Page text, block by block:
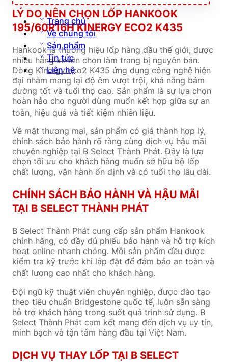
Trang chủ
Về chúng tôi
Sản phẩm
Tin tức
Liên hệ
LÝ DO NÊN CHỌN LỐP HANKOOK
195/60R16H KINERGY ECO2 K435
Hankook là thương hiệu lốp hàng đầu thế giới, được
nhiều hãng xe lớn chọn làm trang bị nguyên bản.
Dòng Kinergy eco2 K435 ứng dụng công nghệ hiện
đại nhằm mang lại độ êm vượt trội, khả năng bám
đường tốt và tuổi thọ cao. Sản phẩm là sự lựa chọn
hoàn hảo cho người dùng muốn kết hợp giữa sự an
toàn, hiệu quả và tiết kiệm nhiên liệu.
Về mặt thương mại, sản phẩm có giá thành hợp lý,
chính sách bảo hành rõ ràng cùng dịch vụ hậu mãi
chuyên nghiệp tại B Select Thành Phát. Đây là lựa
chọn tối ưu cho khách hàng muốn sở hữu bộ lốp
chất lượng, vận hành ổn định và có tuổi thọ lâu dài.
CHÍNH SÁCH BẢO HÀNH VÀ HẬU MÃI
TẠI B SELECT THÀNH PHÁT
B Select Thành Phát cung cấp sản phẩm Hankook
chính hãng, có đầy đủ phiếu bảo hành và hỗ trợ kích
hoạt online nhanh chóng. Mỗi sản phẩm đều được
kiểm tra kỹ trước khi lắp đặt để đảm bảo an toàn và
chất lượng cao nhất cho khách hàng.
Đội ngũ kỹ thuật viên chuyên nghiệp, được đào tạo
theo tiêu chuẩn Bridgestone quốc tế, luôn sẵn sàng
hỗ trợ khách hàng trong suốt quá trình sử dụng. B
Select Thành Phát cam kết mang đến dịch vụ uy tín,
minh bạch và tận tâm hàng đầu tại Việt Nam.
DỊCH VỤ THAY LỐP TẠI B SELECT